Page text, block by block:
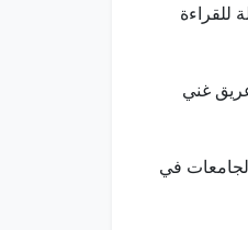
للقراءة
غني
الجامعات في